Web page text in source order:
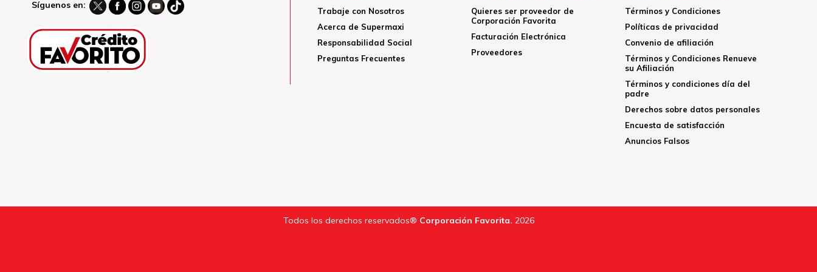
Síguenos en:
Trabaje con Nosotros
Acerca de Supermaxi
Responsabilidad Social
Preguntas Frecuentes
Quieres ser proveedor de
Corporación Favorita
Facturación Electrónica
Proveedores
Términos y Condiciones
Políticas de privacidad
Convenio de afiliación
Términos y Condiciones Renueve
su Afiliación
Términos y condiciones día del
padre
Derechos sobre datos personales
Encuesta de satisfacción
Anuncios Falsos
Todos los derechos reservados® Corporación Favorita. 2026